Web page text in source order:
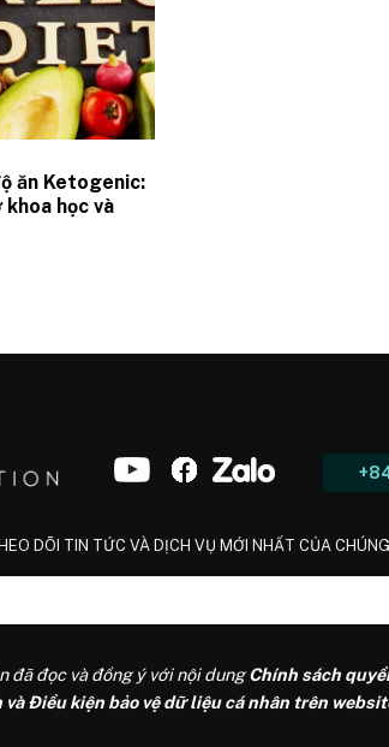
ăn Ketogenic:
khoa học và
DÕI TIN TỨC VÀ DỊCH VỤ MỚI NHẤT CỦA
đã đọc và đồng ý với nội dungChính sách
và Điều kiện bảo vệ dữ liệu cá nhân trên